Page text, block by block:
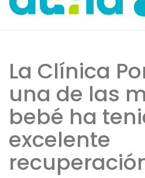
La Clínica
una de las
bebé ha
excelente